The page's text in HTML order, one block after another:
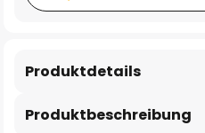
Produktbeschreibung
Produktdetails